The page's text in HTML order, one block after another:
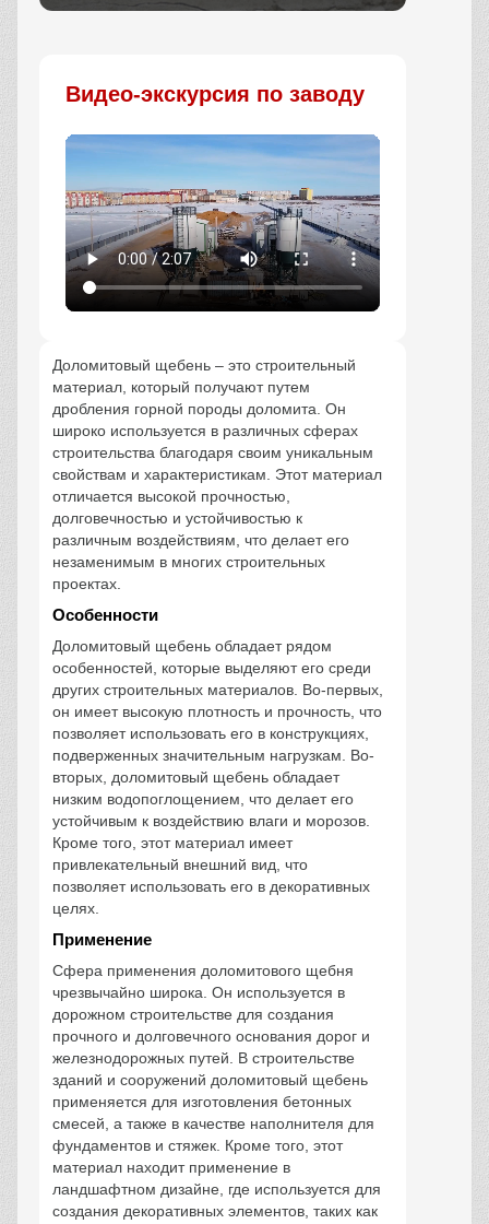
Видео-экскурсия по заводу
Доломитовый щебень – это строительный
материал, который получают путем
дробления горной породы доломита. Он
широко используется в различных сферах
строительства благодаря своим уникальным
свойствам и характеристикам. Этот материал
отличается высокой прочностью,
долговечностью и устойчивостью к
различным воздействиям, что делает его
незаменимым в многих строительных
проектах.
Особенности
Доломитовый щебень обладает рядом
особенностей, которые выделяют его среди
других строительных материалов. Во-первых,
он имеет высокую плотность и прочность, что
позволяет использовать его в конструкциях,
подверженных значительным нагрузкам. Во-
вторых, доломитовый щебень обладает
низким водопоглощением, что делает его
устойчивым к воздействию влаги и морозов.
Кроме того, этот материал имеет
привлекательный внешний вид, что
позволяет использовать его в декоративных
целях.
Применение
Сфера применения доломитового щебня
чрезвычайно широка. Он используется в
дорожном строительстве для создания
прочного и долговечного основания дорог и
железнодорожных путей. В строительстве
зданий и сооружений доломитовый щебень
применяется для изготовления бетонных
смесей, а также в качестве наполнителя для
фундаментов и стяжек. Кроме того, этот
материал находит применение в
ландшафтном дизайне, где используется для
создания декоративных элементов, таких как